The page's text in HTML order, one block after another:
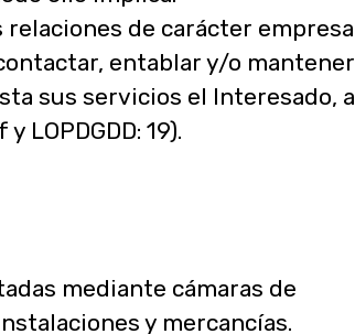
de carácter
entablar y/o mantener
sus servicios el Interesado,
LOPDGDD: 19).
mediante cámaras de
y mercancías.